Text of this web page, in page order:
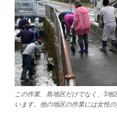
この作業、島地区だけでなく、3地
います。他の地区の作業には女性の